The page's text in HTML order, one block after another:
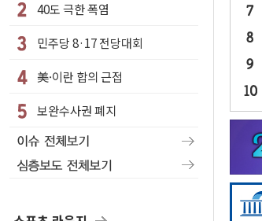
40도 극한 폭염
민주당 8·17 전당대회
美·이란 합의 근접
보완수사권 폐지